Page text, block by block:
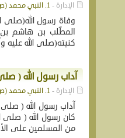
الإدارة -1. النبي محمد (ص)
وفاة رسول الله(صلى
المطّلب بن هاشم بن
كنيته(صلى الله عليه
آداب رسول الله (
الإدارة -1. النبي محمد (ص)
آداب رسول الله (
كان رسول الله ( صلى
من المسلمين على